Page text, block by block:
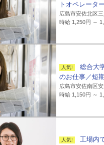
トオペレーター
広島市安佐北区三
時給 1,250円 ～
総合大
のお仕事／短期
広島市安佐南区安
時給 1,150円 ～
工場内